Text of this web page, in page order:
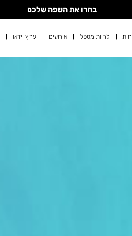
בחרו את השפה שלכם
להיות מטפל אירועים ערוץ וידאו